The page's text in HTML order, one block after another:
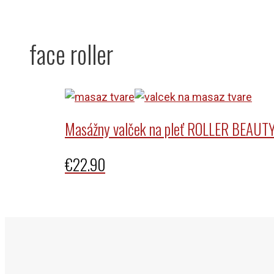
face roller
Masážny valček na pleť ROLLER
€22.90